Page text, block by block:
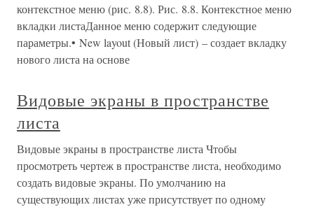
контекстное меню (рис. 8.8). Рис. 8.8. Контекстное меню
вкладки листаДанное меню содержит следующие
параметры.• New layout (Новый лист) – создает вкладку
нового листа на основе
Видовые экраны в пространстве
листа
Видовые экраны в пространстве листа Чтобы
просмотреть чертеж в пространстве листа, необходимо
создать видовые экраны. По умолчанию на
существующих листах уже присутствует по одному